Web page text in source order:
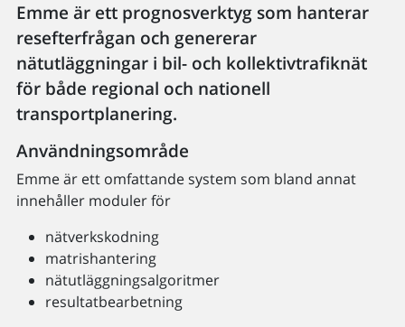
Emme är ett prognosverktyg som hanterar
resefterfrågan och genererar
nätutläggningar i bil- och kollektivtrafiknät
för både regional och nationell
transportplanering.
Användningsområde
Emme är ett omfattande system som bland annat
innehåller moduler för
nätverkskodning
matrishantering
nätutläggningsalgoritmer
resultatbearbetning